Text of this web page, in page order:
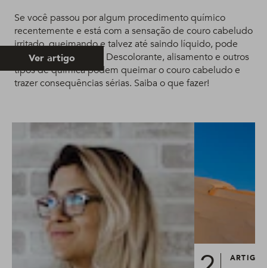
Se você passou por algum procedimento químico
recentemente e está com a sensação de couro cabeludo
irritado, queimando e talvez até saindo líquido, pode
ligar o sinal de alerta. Descolorante, alisamento e outros
tipos de química podem queimar o couro cabeludo e
trazer consequências sérias. Saiba o que fazer!
Ver artigo
ARTIGO